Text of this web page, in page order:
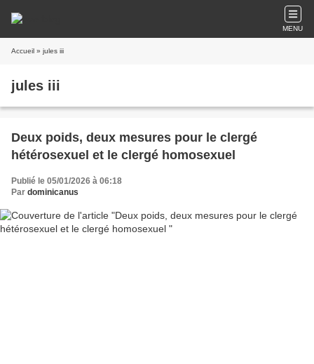
MENU
Accueil » jules iii
jules iii
Deux poids, deux mesures pour le clergé
hétérosexuel et le clergé homosexuel
Publié le 05/01/2026 à 06:18
Par dominicanus